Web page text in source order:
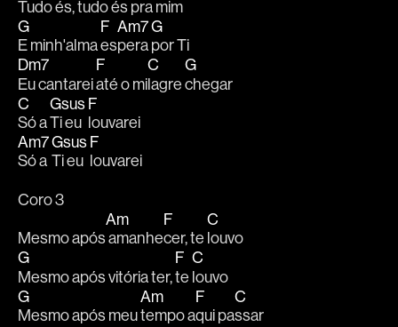
Tudo és, tudo és pra mim
G
E minh'alma
F
es
Am7
pera
G
por Ti
Dm7
Eu cantarei
F
até o mi
C
lagre
G
chegar
C
Só a
Gsus
Ti eu
F
louvarei
Am7
Só a
Gsus
Ti eu
F
louvarei
Coro 3
Mesmo após
Am
amanhe
F
cer, te
C
louvo
G
Mesmo após vitória ter,
F
te
C
louvo
G
Mesmo após meu
Am
tempo a
F
qui pa
C
ssar